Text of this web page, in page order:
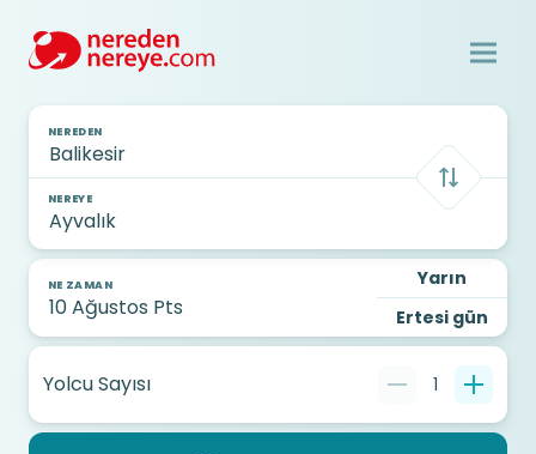
NEREDEN
NEREYE
NE ZAMAN
Yarın
Ertesi gün
Yolcu Sayısı 1